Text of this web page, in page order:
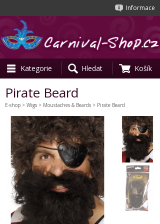
Informace
Kategorie Hledat Košík
Pirate Beard
E-shop > Wigs > Moustaches & Beards > Pirate Beard